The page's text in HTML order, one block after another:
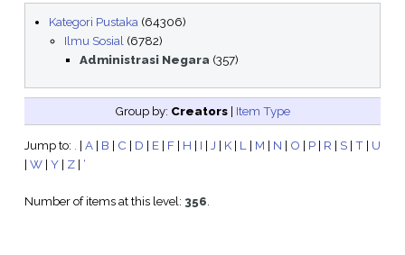
Kategori Pustaka (64306)
Ilmu Sosial(6782)
Administrasi Negara (357)
Group by: Creators | Item Type
Jump to: | A| B | C | D | E| F| H | I | J | K| L | M | N | O | P| R | S| T| U
| W| Y| Z| ‘
Number of items at this level: 356